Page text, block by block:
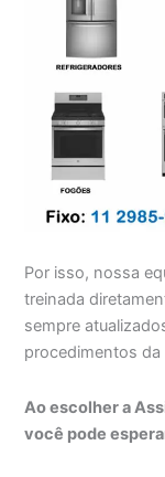
Por isso, nossa
treinada
sempre
procedimentos da
Ao escolher a
você pode